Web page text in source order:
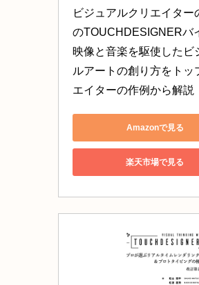
ビジュアルクリエイター
のTOUCHDESIGNERバ
映像と音楽を駆使したビ
ルアートの創り方をトッ
エイターの作例から解説
Amazonで見る
楽天市場で見る